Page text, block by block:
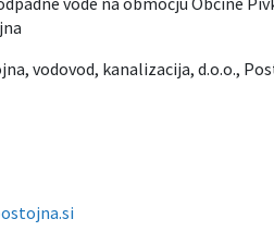
vodovod, kanalizacija, d.o.o.,